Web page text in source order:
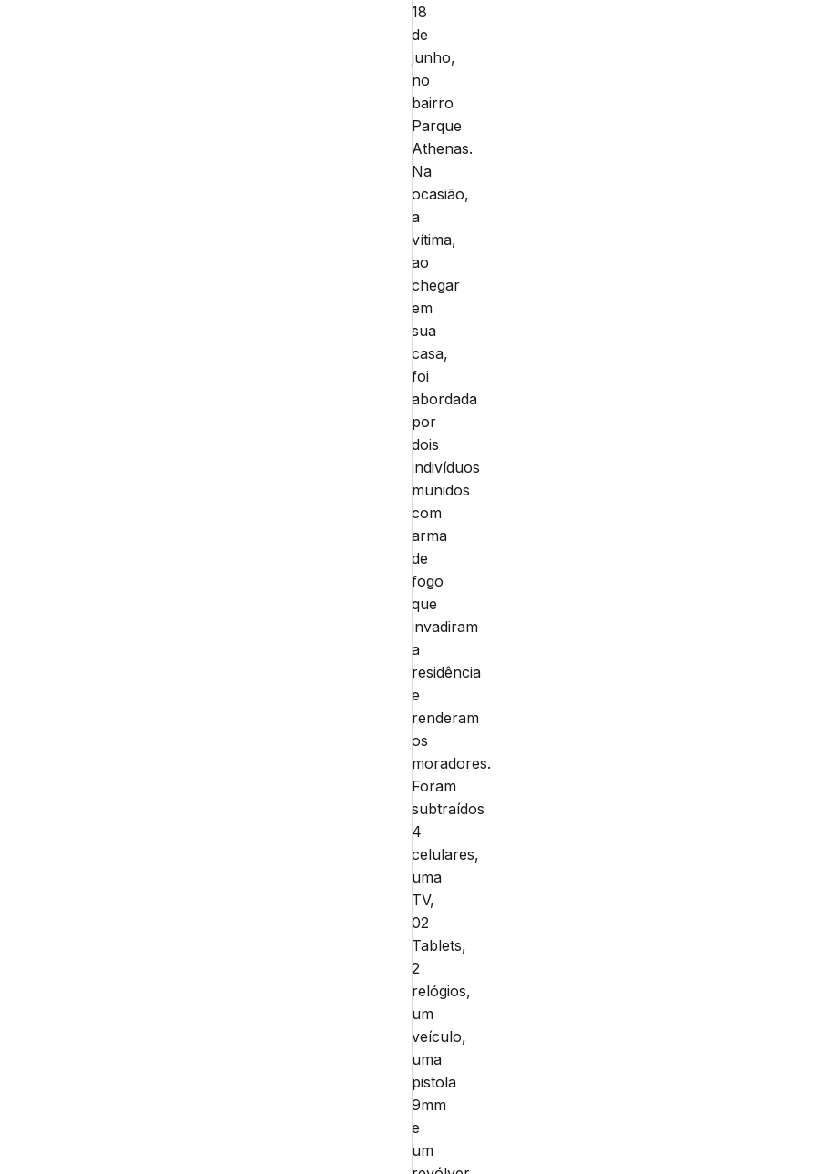
18
de
junho,
no
bairro
Parque
Athenas.
Na
ocasião,
a
vítima,
ao
chegar
em
sua
casa,
foi
abordada
por
dois
indivíduos
munidos
com
arma
de
fogo
que
invadiram
a
residência
e
renderam
os
moradores.
Foram
subtraídos
4
celulares,
uma
TV,
02
Tablets,
2
relógios,
um
veículo,
uma
pistola
9mm
e
um